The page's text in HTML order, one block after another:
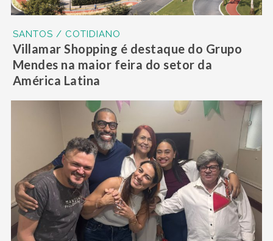
SANTOS / COTIDIANO
Villamar Shopping é destaque do Grupo
Mendes na maior feira do setor da
América Latina